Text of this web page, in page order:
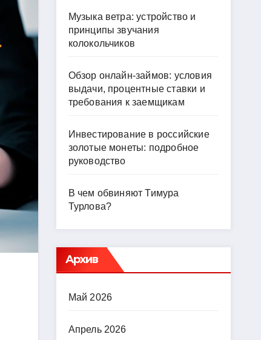
Музыка ветра: устройство и
принципы звучания
колокольчиков
Обзор онлайн-займов: условия
выдачи, процентные ставки и
требования к заемщикам
Инвестирование в российские
золотые монеты: подробное
руководство
В чем обвиняют Тимура
Турлова?
Архив
Май 2026
Апрель 2026